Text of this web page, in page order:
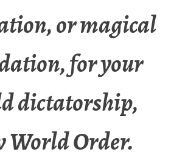
or magical
for your
dictatorship,
World Order.